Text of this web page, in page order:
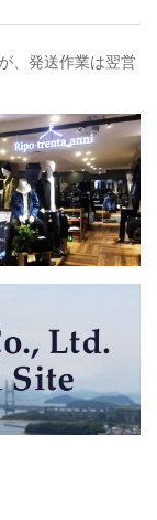
、発送作業は翌営